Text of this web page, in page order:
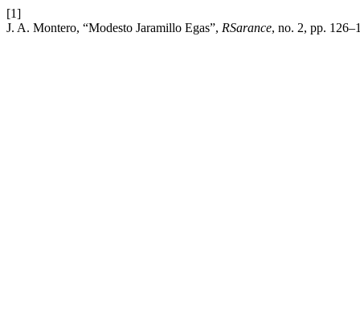
[1]
J. A. Montero, “Modesto Jaramillo Egas”, RSarance, no. 2, pp.